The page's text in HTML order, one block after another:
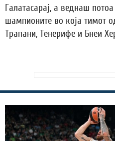
Галатасарај, а веднаш
шампионите во која тимот
Трапани, Тенерифе и Бнеи